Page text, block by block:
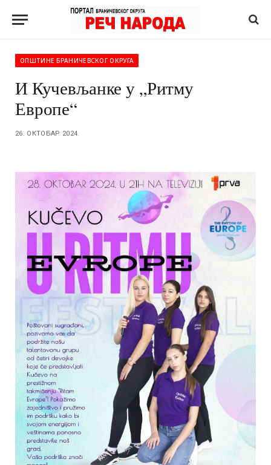
ОПШТИНЕ БРАНИЧЕВСКОГ ОКРУГА
И Кучевљанке у „Ритму
Европе“
26. ОКТОБАР 2024.